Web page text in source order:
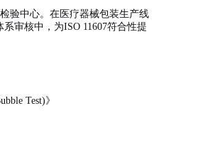
验中心。在医疗器械包装生产线
审核中，为ISO 11607符合性提
Test)》